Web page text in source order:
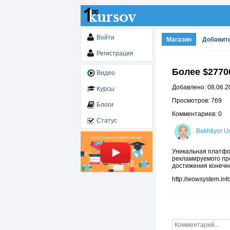
Войти
Регистрация
Видео
Курсы
Блоги
Статус
Магазин
Более
Добавлено:
Просмотров: 769
Комментариев: 0
Bakhtiyor
Уникальная
рекламируемого
достижения
http://